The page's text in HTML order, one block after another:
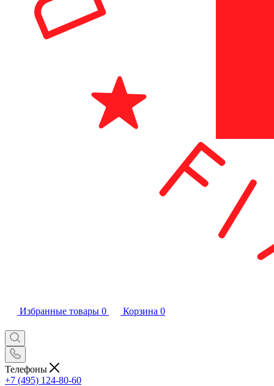
Избранные товары 0 Корзина 0
Телефоны
+7 (495) 124-80-60